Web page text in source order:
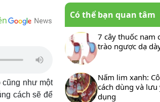
cũng như một
cách sẽ để
Có thể bạn quan tâm
7 cây thuốc nam
trào ngược dạ
Nấm lim xanh:
cách dùng và lưu
dụng